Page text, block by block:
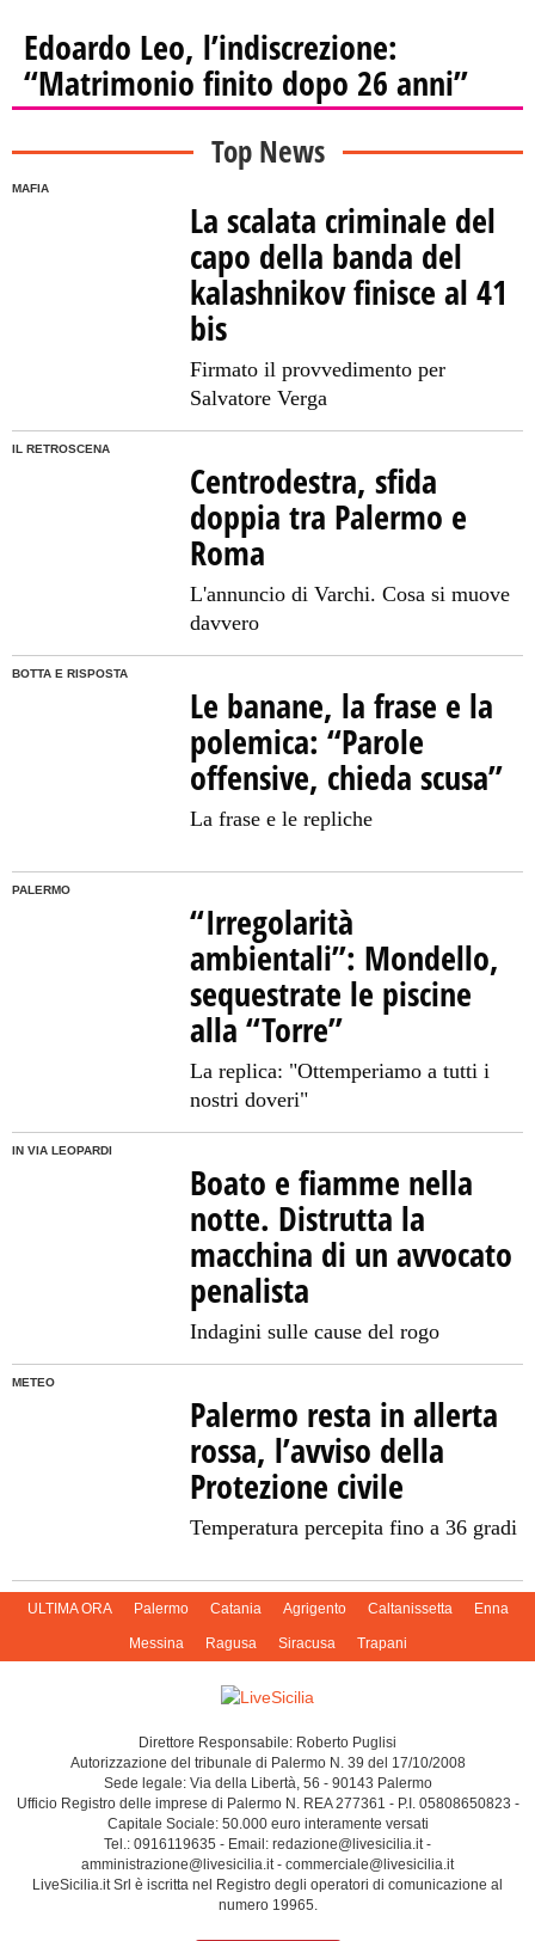
Edoardo Leo, l’indiscrezione:
“Matrimonio finito dopo 26 anni”
Top News
MAFIA
La scalata criminale del
capo della banda del
kalashnikov finisce al 41
bis
Firmato il provvedimento per
Salvatore Verga
IL RETROSCENA
Centrodestra, sfida
doppia tra Palermo e
Roma
L'annuncio di Varchi. Cosa si muove
davvero
BOTTA E RISPOSTA
Le banane, la frase e la
polemica: “Parole
offensive, chieda scusa”
La frase e le repliche
PALERMO
“Irregolarità
ambientali”: Mondello,
sequestrate le piscine
alla “Torre”
La replica: "Ottemperiamo a tutti i
nostri doveri"
IN VIA LEOPARDI
Boato e fiamme nella
notte. Distrutta la
macchina di un avvocato
penalista
Indagini sulle cause del rogo
METEO
Palermo resta in allerta
rossa, l’avviso della
Protezione civile
Temperatura percepita fino a 36 gradi
ULTIMA ORA Palermo Catania Agrigento Caltanissetta Enna
Messina Ragusa Siracusa Trapani
Direttore Responsabile: Roberto Puglisi
Autorizzazione del tribunale di Palermo N. 39 del 17/10/2008
Sede legale: Via della Libertà, 56 - 90143 Palermo
Ufficio Registro delle imprese di Palermo N. REA 277361 - P.I. 05808650823 -
Capitale Sociale: 50.000 euro interamente versati
Tel.: 0916119635 - Email: redazione@livesicilia.it -
amministrazione@livesicilia.it - commerciale@livesicilia.it
LiveSicilia.it Srl è iscritta nel Registro degli operatori di comunicazione al
numero 19965.